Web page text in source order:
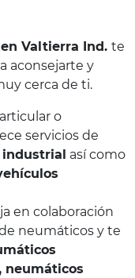
en Valtierra Ind. te
aconsejarte y
cerca de ti.
o
servicios de
así como
en colaboración
neumáticos y te
neumáticos